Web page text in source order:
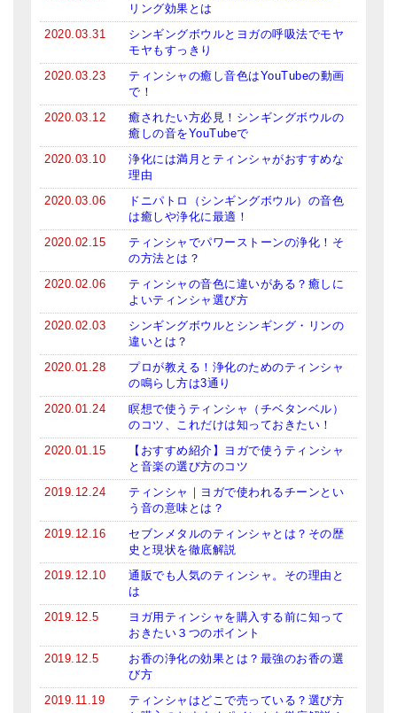
倍音呼吸法レッスン
中級講座
上級講座
ビギナー講師・養成講座
アマナマナとは
お客様の声
ブログ
特商法の表記
リング効果とは
2020.03.31
シンギングボウルとヨガの呼吸法でモヤ
モヤもすっきり
2020.03.23
ティンシャの癒し音色はYouTubeの動画
で！
2020.03.12
癒されたい方必見！シンギングボウルの
癒しの音をYouTubeで
2020.03.10
浄化には満月とティンシャがおすすめな
理由
2020.03.06
ドニパトロ（シンギングボウル）の音色
は癒しや浄化に最適！
2020.02.15
ティンシャでパワーストーンの浄化！そ
の方法とは？
2020.02.06
ティンシャの音色に違いがある？癒しに
よいティンシャ選び方
2020.02.03
シンギングボウルとシンギング・リンの
違いとは？
2020.01.28
プロが教える！浄化のためのティンシャ
の鳴らし方は3通り
2020.01.24
瞑想で使うティンシャ（チベタンベル）
のコツ、これだけは知っておきたい！
2020.01.15
【おすすめ紹介】ヨガで使うティンシャ
と音楽の選び方のコツ
2019.12.24
ティンシャ｜ヨガで使われるチーンとい
う音の意味とは？
2019.12.16
セブンメタルのティンシャとは？その歴
史と現状を徹底解説
2019.12.10
通販でも人気のティンシャ。その理由と
は
2019.12.5
ヨガ用ティンシャを購入する前に知って
おきたい３つのポイント
2019.12.5
お香の浄化の効果とは？最強のお香の選
び方
2019.11.19
ティンシャはどこで売っている？選び方